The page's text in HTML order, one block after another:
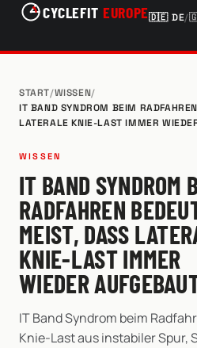
CYCLEFIT EUROPE🇩🇪 DE/
START/WISSEN/
IT BAND SYNDROM BEIM
LATERALE KNIE-LAST IMMER
WISSEN
IT BAND SYNDROM
RADFAHREN
MEIST, DASS
KNIE-LAST IMMER
WIEDER
IT Band Syndrom beim
Knie-Last aus instabiler Spur,